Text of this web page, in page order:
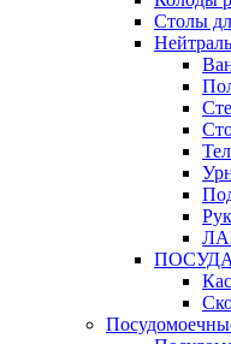
Столы
ПОСУДА